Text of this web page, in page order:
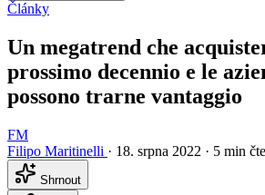
Články
Un megatrend che
prossimo decennio e le
possono trarne vantaggio
FM
Filipo Maritinelli · 18. srpna 2022 · 5 min
Shrnout